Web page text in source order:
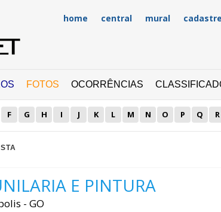
home central mural
FOTOS OCORRÊNCIAS
F G H I J K L M N O P Q R
E PINTURA
- GO